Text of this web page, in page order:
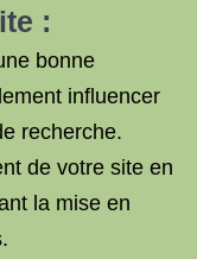
:
bonne
influencer
recherche.
de votre site en
la mise en